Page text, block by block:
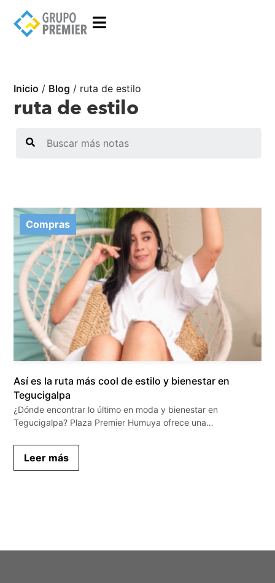
Inicio / Blog / ruta de estilo
ruta de estilo
Compras
Así es la ruta más cool de estilo y bienestar en
Tegucigalpa
¿Dónde encontrar lo último en moda y bienestar en
Tegucigalpa? Plaza Premier Humuya ofrece una…
Leer más